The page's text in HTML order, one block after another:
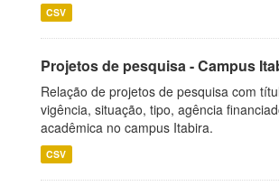
CSV
Projetos de pesquisa - Campus
Relação de projetos de pesquisa com
vigência, situação, tipo, agência
acadêmica no campus Itabira.
CSV